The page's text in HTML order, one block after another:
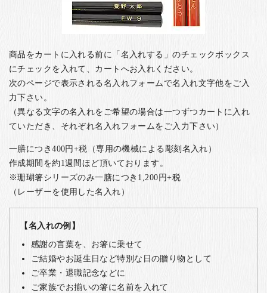
商品をカートに入れる前に「名入れする」のチェックボックス
にチェックを入れて、カートへお入れください。
次のページで表示される名入れフォームで名入れ文字他をご入
力下さい。
（異なる文字の名入れをご希望の場合は一つずつカートに入れ
ていただき、それぞれ名入れフォームをご入力下さい）
一膳につき400円+税（専用の機械による彫刻名入れ）
作成期間を約1週間ほど頂いております。
※珊瑚箸シリーズのみ一膳につき1,200円+税
（レーザーを使用した名入れ）
【名入れの例】
感謝の言葉を、お箸に乗せて
ご結婚やお誕生日など特別な日の贈り物として
ご卒業・退職記念などに
ご家族でお揃いの箸に名前を入れて